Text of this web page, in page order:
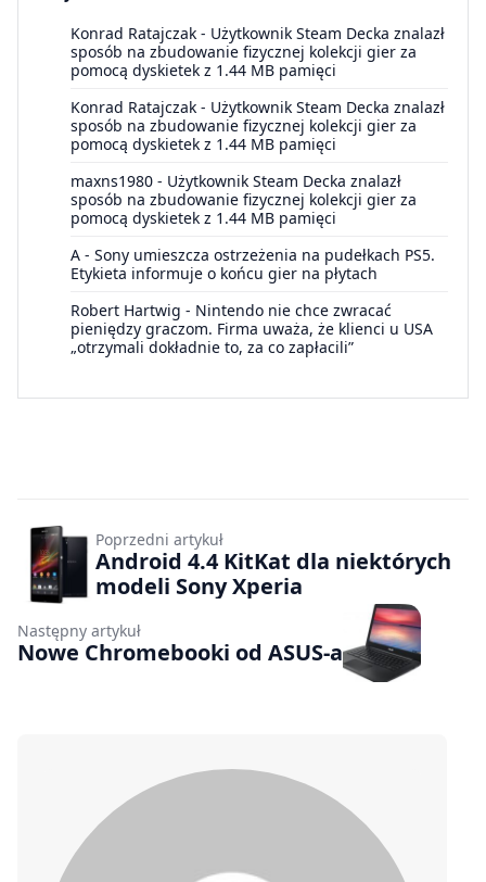
Konrad Ratajczak - Użytkownik Steam Decka znalazł
sposób na zbudowanie fizycznej kolekcji gier za
pomocą dyskietek z 1.44 MB pamięci
Konrad Ratajczak - Użytkownik Steam Decka znalazł
sposób na zbudowanie fizycznej kolekcji gier za
pomocą dyskietek z 1.44 MB pamięci
maxns1980 - Użytkownik Steam Decka znalazł
sposób na zbudowanie fizycznej kolekcji gier za
pomocą dyskietek z 1.44 MB pamięci
A - Sony umieszcza ostrzeżenia na pudełkach PS5.
Etykieta informuje o końcu gier na płytach
Robert Hartwig - Nintendo nie chce zwracać
pieniędzy graczom. Firma uważa, że klienci u USA
„otrzymali dokładnie to, za co zapłacili”
Poprzedni artykuł
Android 4.4 KitKat dla niektórych
modeli Sony Xperia
Następny artykuł
Nowe Chromebooki od ASUS-a